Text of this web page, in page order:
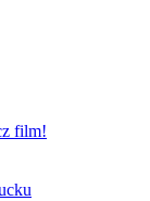
film!